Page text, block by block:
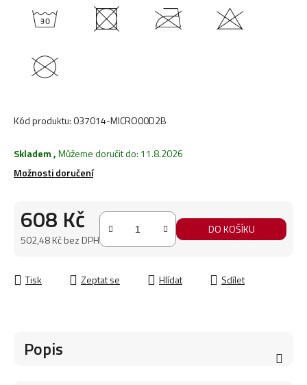
Kód produktu:037014-MICRO00D2B
Skladem,Můžeme doručit do: 11.8.2026
Možnosti doručení
608 Kč
502,48 Kč bez DPH
DO KOŠÍKU
Tisk Zeptat se Hlídat Sdílet
Popis